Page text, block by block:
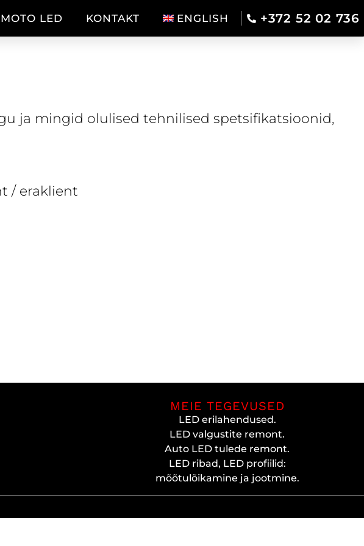
MOTO LED KONTAKT ENGLISH +372 52 02 736
ja mingid olulised tehnilised spetsifikatsioonid,
/ eraklient
MEIE TEGEVUSED
LED erilahendused.
LED valgustite remont.
Auto LED tulede remont.
LED ribad, LED profiilid:
mõõtulõikamine ja jootmine.